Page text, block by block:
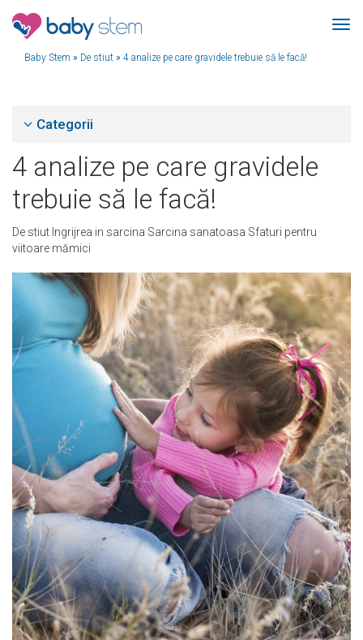
Baby Stem » De stiut » 4 analize pe care gravidele trebuie să le facă!
Categorii
4 analize pe care gravidele
trebuie să le facă!
De stiut Ingrijrea in sarcina Sarcina sanatoasa Sfaturi pentru
viitoare mămici